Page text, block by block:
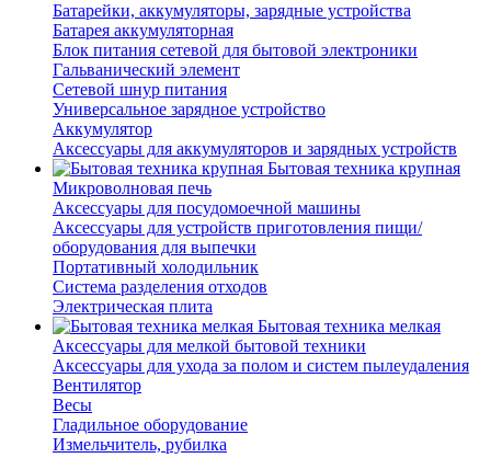
Батарейки, аккумуляторы, зарядные устройства
Батарея аккумуляторная
Блок питания сетевой для бытовой электроники
Гальванический элемент
Сетевой шнур питания
Универсальное зарядное устройство
Аккумулятор
Аксессуары для аккумуляторов и зарядных устройств
Бытовая техника крупная
Микроволновая печь
Аксессуары для посудомоечной машины
Аксессуары для устройств приготовления пищи/
оборудования для выпечки
Портативный холодильник
Система разделения отходов
Электрическая плита
Бытовая техника мелкая
Аксессуары для мелкой бытовой техники
Аксессуары для ухода за полом и систем пылеудаления
Вентилятор
Весы
Гладильное оборудование
Измельчитель, рубилка